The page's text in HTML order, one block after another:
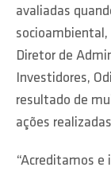
avaliadas
socioambiental,
Diretor de
Investidores,
resultado de
ações
“Acreditamos e